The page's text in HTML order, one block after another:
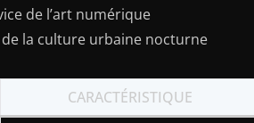
de l’art numérique
de la culture urbaine nocturne
CARACTÉRISTIQUE